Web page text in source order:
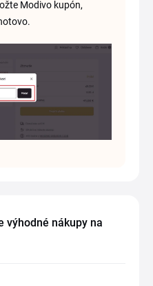
Modivo kupón,
výhodné nákupy na